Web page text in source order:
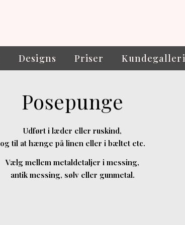
Designs Priser Kundegalleri
Posepunge
Udført i læder eller ruskind,
og til at hænge på linen eller i bæltet etc.
Vælg mellem metaldetaljer i messing,
antik messing, sølv eller gunmetal.